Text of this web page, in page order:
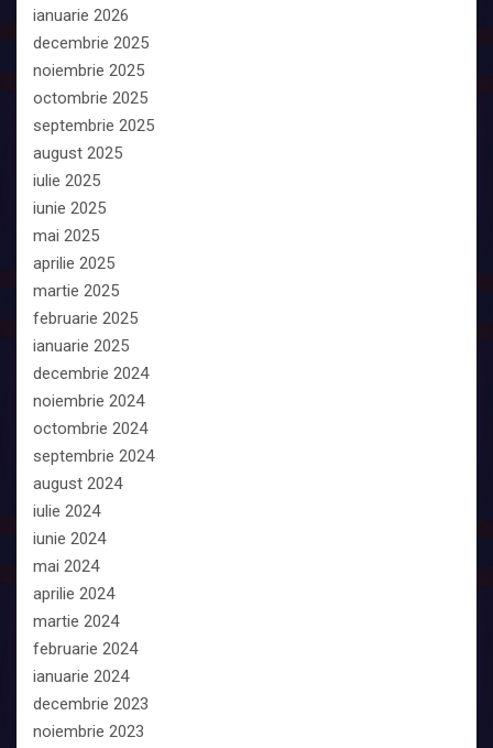
ianuarie 2026
decembrie 2025
noiembrie 2025
octombrie 2025
septembrie 2025
august 2025
iulie 2025
iunie 2025
mai 2025
aprilie 2025
martie 2025
februarie 2025
ianuarie 2025
decembrie 2024
noiembrie 2024
octombrie 2024
septembrie 2024
august 2024
iulie 2024
iunie 2024
mai 2024
aprilie 2024
martie 2024
februarie 2024
ianuarie 2024
decembrie 2023
noiembrie 2023